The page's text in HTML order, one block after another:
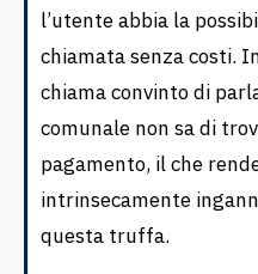
l’utente abbia la
chiamata senza costi.
chiama convinto di
comunale non sa di
pagamento, il che
intrinsecamente
questa truffa.